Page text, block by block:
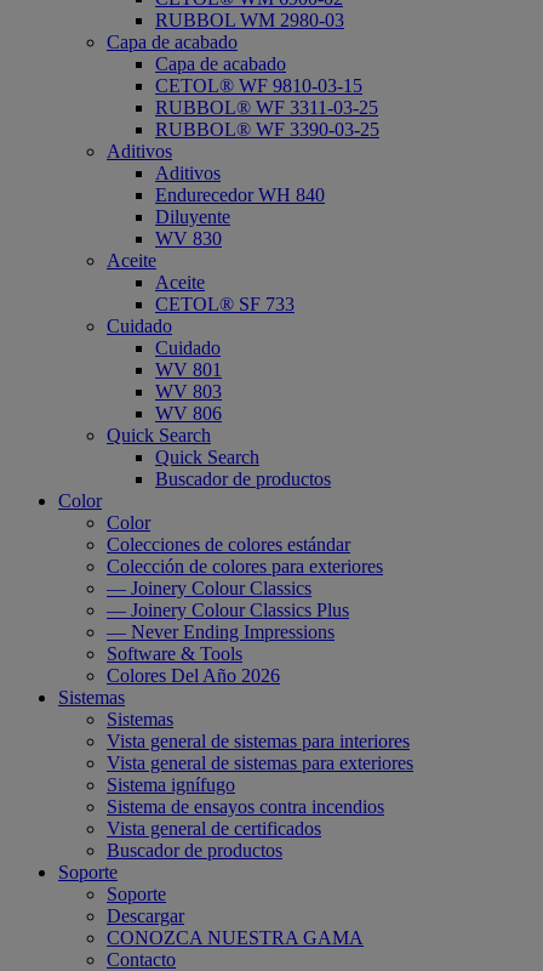
RUBBOL WM 2980-03
Capa de acabado
Capa de acabado
CETOL® WF 9810-03-15
RUBBOL® WF 3311-03-25
RUBBOL® WF 3390-03-25
Aditivos
Aditivos
Endurecedor WH 840
Diluyente
WV 830
Aceite
Aceite
CETOL® SF 733
Cuidado
Cuidado
WV 801
WV 803
WV 806
Quick Search
Quick Search
Buscador de productos
Color
Color
Colecciones de colores estándar
Colección de colores para exteriores
— Joinery Colour Classics
— Joinery Colour Classics Plus
— Never Ending Impressions
Software & Tools
Colores Del Año 2026
Sistemas
Sistemas
Vista general de sistemas para interiores
Vista general de sistemas para exteriores
Sistema ignífugo
Sistema de ensayos contra incendios
Vista general de certificados
Buscador de productos
Soporte
Soporte
Descargar
CONOZCA NUESTRA GAMA
Contacto